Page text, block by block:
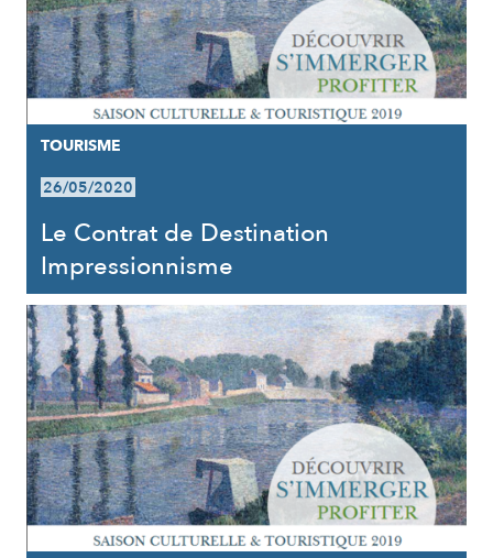
TOURISME
26/05/2020
Le Contrat de Destination
Impressionnisme